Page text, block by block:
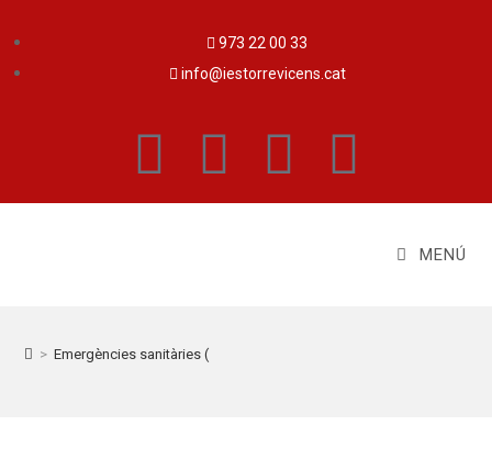
973 22 00 33
info@iestorrevicens.cat
MENÚ
> Emergències sanitàries (